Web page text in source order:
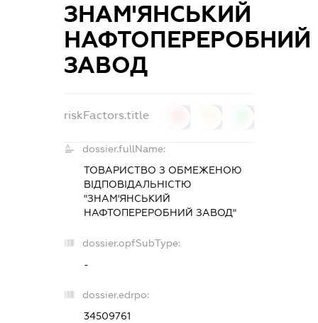
ЗНАМ'ЯНСЬКИЙ
НАФТОПЕРЕРОБНИЙ
ЗАВОД
riskFactors.title
dossier.fullName:
ТОВАРИСТВО З ОБМЕЖЕНОЮ
ВІДПОВІДАЛЬНІСТЮ
"ЗНАМ'ЯНСЬКИЙ
НАФТОПЕРЕРОБНИЙ ЗАВОД"
dossier.opfSubType:
-
dossier.edrpo:
34509761